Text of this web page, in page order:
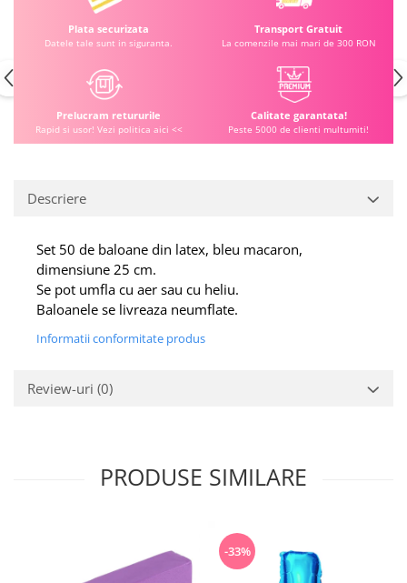
Plata securizata
Datele tale sunt in siguranta.
Transport Gratuit
La comenzile mai mari de 300 RON
Prelucram retururile
Rapid si usor! Vezi politica aici <<
Calitate garantata!
Peste 5000 de clienti multumiti!
Descriere
Set 50 de baloane din latex, bleu macaron,
dimensiune 25 cm.
Se pot umfla cu aer sau cu heliu.
Baloanele se livreaza neumflate.
Informatii conformitate produs
Review-uri (0)
PRODUSE SIMILARE
-33%